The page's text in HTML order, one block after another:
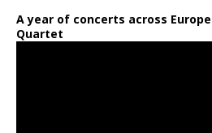
A year of concerts across
Quartet